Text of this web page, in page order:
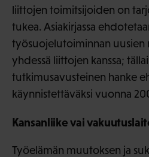
liittojen toimitsijoiden on
tukea. Asiakirjassa
työsuojelutoiminnan uusien
yhdessä liittojen kanssa;
tutkimusavusteinen hanke
käynnistettäväksi vuonna
Kansanliike vai
Työelämän muutoksen ja